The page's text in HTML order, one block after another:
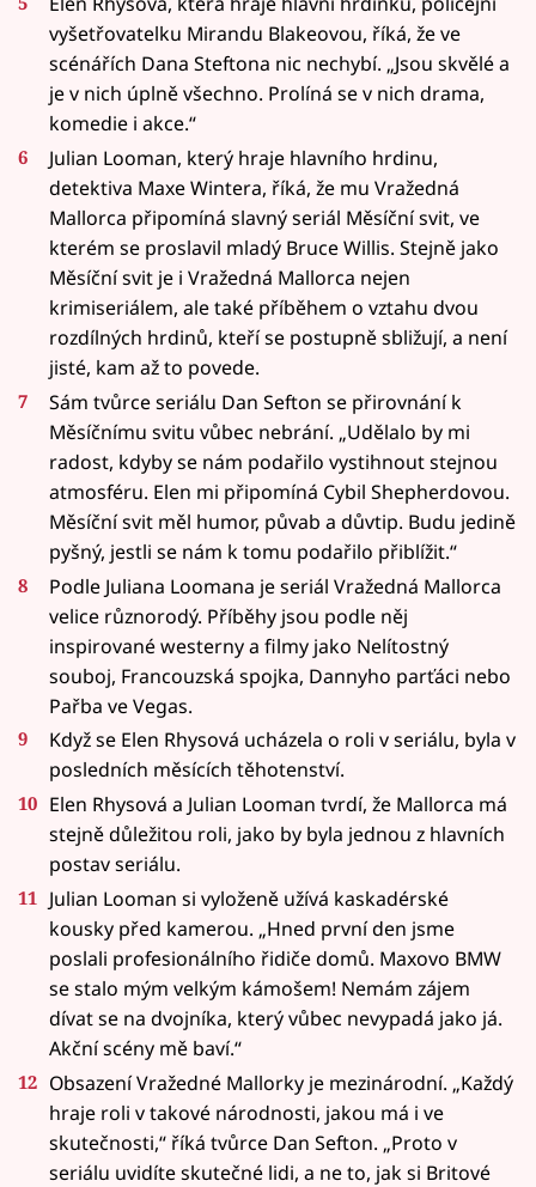
vyšetřovatelku Mirandu Blakeovou, říká, že ve
scénářích Dana Steftona nic nechybí. „Jsou skvělé a
je v nich úplně všechno. Prolíná se v nich drama,
komedie i akce.“
Julian Looman, který hraje hlavního hrdinu,
detektiva Maxe Wintera, říká, že mu Vražedná
Mallorca připomíná slavný seriál Měsíční svit, ve
kterém se proslavil mladý Bruce Willis. Stejně jako
Měsíční svit je i Vražedná Mallorca nejen
krimiseriálem, ale také příběhem o vztahu dvou
rozdílných hrdinů, kteří se postupně sbližují, a není
jisté, kam až to povede.
Sám tvůrce seriálu Dan Sefton se přirovnání k
Měsíčnímu svitu vůbec nebrání. „Udělalo by mi
radost, kdyby se nám podařilo vystihnout stejnou
atmosféru. Elen mi připomíná Cybil Shepherdovou.
Měsíční svit měl humor, půvab a důvtip. Budu jedině
pyšný, jestli se nám k tomu podařilo přiblížit.“
Podle Juliana Loomana je seriál Vražedná Mallorca
velice různorodý. Příběhy jsou podle něj
inspirované westerny a filmy jako Nelítostný
souboj, Francouzská spojka, Dannyho parťáci nebo
Pařba ve Vegas.
Když se Elen Rhysová ucházela o roli v seriálu, byla v
posledních měsících těhotenství.
Elen Rhysová a Julian Looman tvrdí, že Mallorca má
stejně důležitou roli, jako by byla jednou z hlavních
postav seriálu.
Julian Looman si vyloženě užívá kaskadérské
kousky před kamerou. „Hned první den jsme
poslali profesionálního řidiče domů. Maxovo BMW
se stalo mým velkým kámošem! Nemám zájem
dívat se na dvojníka, který vůbec nevypadá jako já.
Akční scény mě baví.“
Obsazení Vražedné Mallorky je mezinárodní. „Každý
hraje roli v takové národnosti, jakou má i ve
skutečnosti,“ říká tvůrce Dan Sefton. „Proto v
seriálu uvidíte skutečné lidi, a ne to, jak si Britové